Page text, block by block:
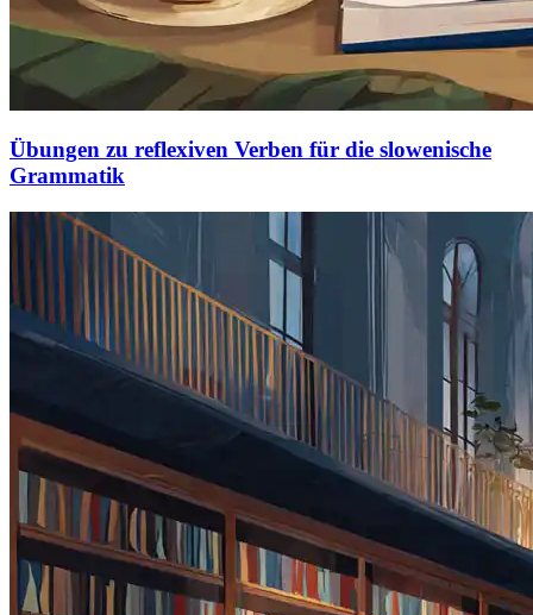
Übungen zu reflexiven Verben für die slowenische
Grammatik